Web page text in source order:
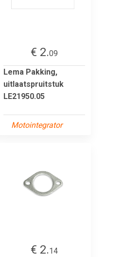
€ 2.09
Lema Pakking,
uitlaatspruitstuk
LE21950.05
Motointegrator
€ 2.14